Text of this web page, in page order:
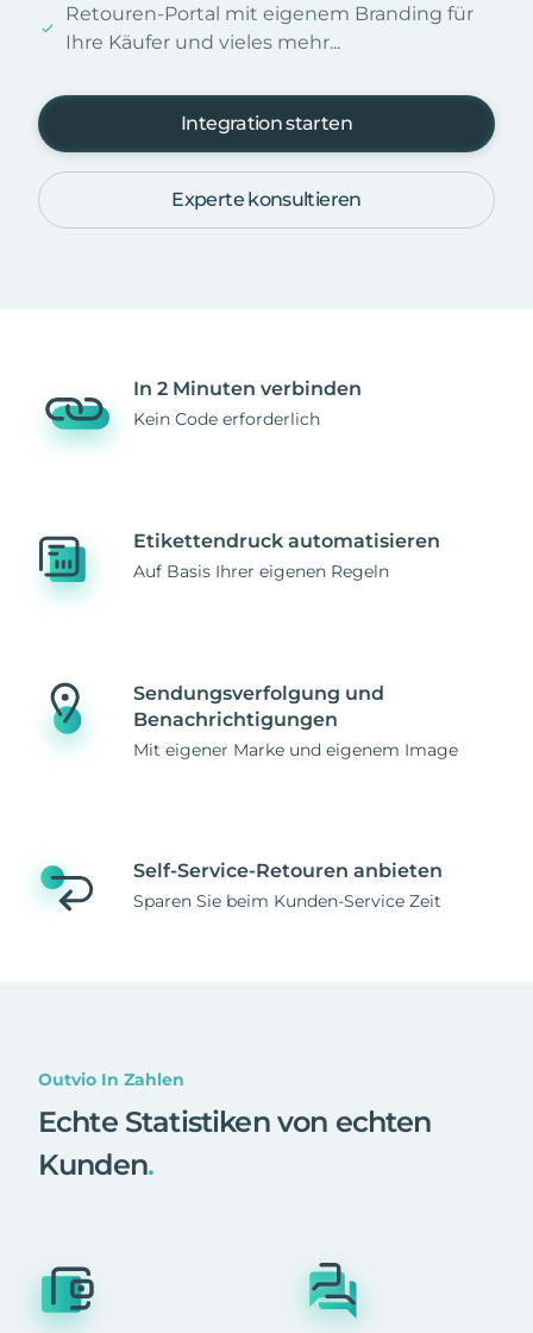
Retouren-Portal mit eigenem Branding für
Ihre Käufer und vieles mehr...
Integration starten
Experte konsultieren
In 2 Minuten verbinden
Kein Code erforderlich
Etikettendruck automatisieren
Auf Basis Ihrer eigenen Regeln
Sendungsverfolgung und
Benachrichtigungen
Mit eigener Marke und eigenem Image
Self-Service-Retouren anbieten
Sparen Sie beim Kunden-Service Zeit
Outvio In Zahlen
Echte Statistiken von echten
Kunden.